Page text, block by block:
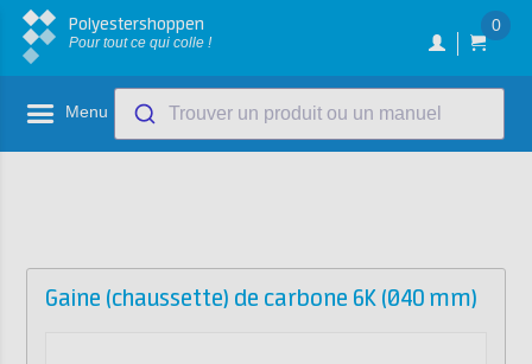
Polyestershoppen
Pour tout ce qui colle !
0
Menu Trouver un produit ou un manuel
Gaine (chaussette) de carbone 6K (Ø40 mm)